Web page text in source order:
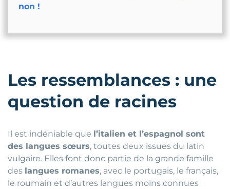
non !
Les ressemblances : une
question de racines
Il est indéniable que l’italien et l’espagnol sont
des langues sœurs, toutes deux issues du latin
vulgaire. Elles font donc partie de la grande famille
des langues romanes, avec le portugais, le français,
le roumain et d’autres langues moins connues